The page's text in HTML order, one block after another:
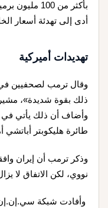
بأكثر من
أدى إلى تهدئة أسعار
تهديدات أميركية
وقال ترمب لصحفيين
ذلك بقوة شديدة»،
وأضاف أن ذلك يأتي
طائرة هليكوبتر
وذكر ترمب أن إيران
نووي، لكن الاتفاق لا
وأفادت شبكة